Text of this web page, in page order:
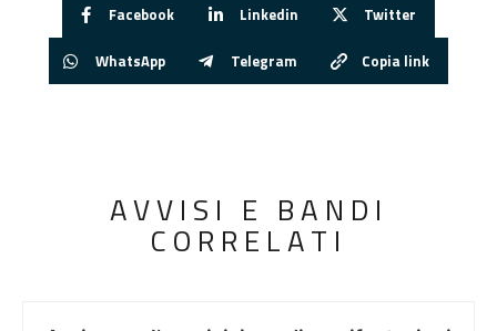
Facebook Linkedin Twitter
WhatsApp Telegram Copia link
AVVISI E BANDI
CORRELATI